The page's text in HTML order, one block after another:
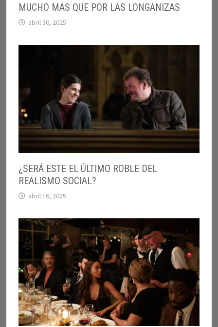
MUCHO MAS QUE POR LAS LONGANIZAS
abril 30, 2025
¿SERÁ ESTE EL ÚLTIMO ROBLE DEL
REALISMO SOCIAL?
abril 16, 2025